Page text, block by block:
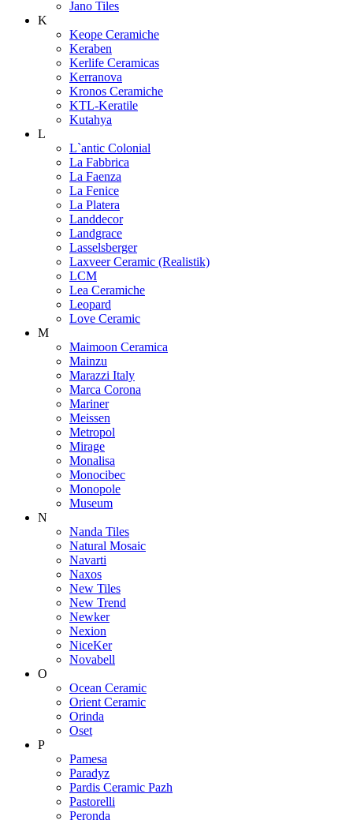
Jano Tiles
K
Keope Ceramiche
Keraben
Kerlife Ceramicas
Kerranova
Kronos Ceramiche
KTL-Keratile
Kutahya
L
L`antic Colonial
La Fabbrica
La Faenza
La Fenice
La Platera
Landdecor
Landgrace
Lasselsberger
Laxveer Ceramic (Realistik)
LCM
Lea Ceramiche
Leopard
Love Ceramic
M
Maimoon Ceramica
Mainzu
Marazzi Italy
Marca Corona
Mariner
Meissen
Metropol
Mirage
Monalisa
Monocibec
Monopole
Museum
N
Nanda Tiles
Natural Mosaic
Navarti
Naxos
New Tiles
New Trend
Newker
Nexion
NiceKer
Novabell
O
Ocean Ceramic
Orient Ceramic
Orinda
Oset
P
Pamesa
Paradyz
Pardis Ceramic Pazh
Pastorelli
Peronda